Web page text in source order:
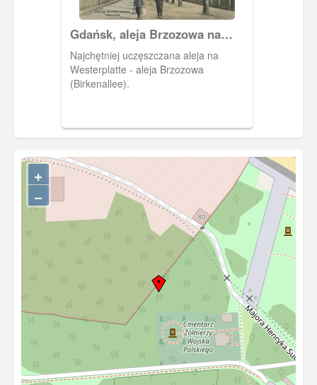
Gdańsk, aleja Brzozowa na
Westerplatte
Najchętniej uczęszczana aleja na
Westerplatte - aleja Brzozowa
(Birkenallee).
+
−